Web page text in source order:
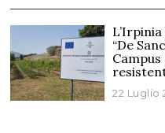
“De
22 Luglio